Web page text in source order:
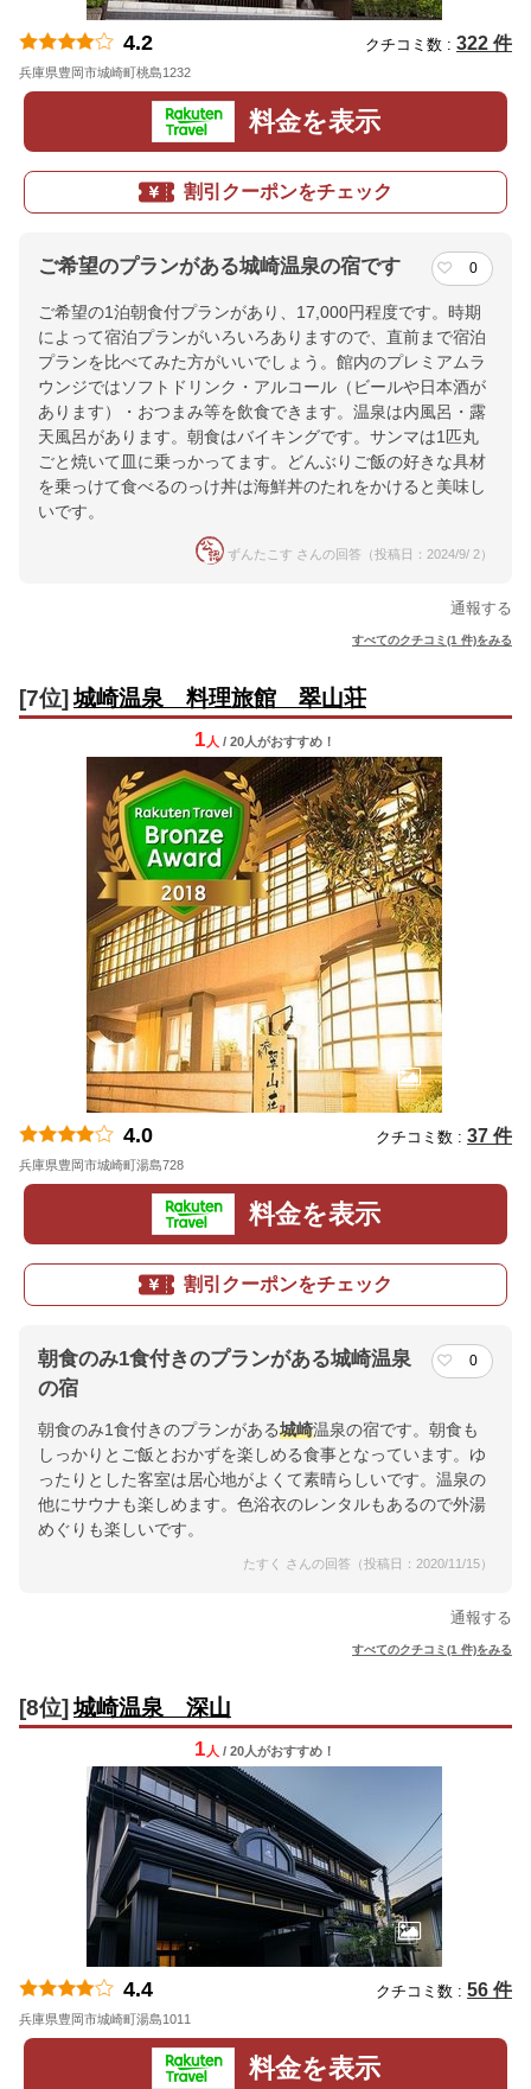
4.2 クチコミ数 : 322 件
兵庫県豊岡市城崎町桃島1232
料金を表示
割引クーポンをチェック
ご希望のプランがある城崎温泉の宿です 0
ご希望の1泊朝食付プランがあり、17,000円程度です。時期
によって宿泊プランがいろいろありますので、直前まで宿泊
プランを比べてみた方がいいでしょう。館内のプレミアムラ
ウンジではソフトドリンク・アルコール（ビールや日本酒が
あります）・おつまみ等を飲食できます。温泉は内風呂・露
天風呂があります。朝食はバイキングです。サンマは1匹丸
ごと焼いて皿に乗っかってます。どんぶりご飯の好きな具材
を乗っけて食べるのっけ丼は海鮮丼のたれをかけると美味し
いです。
ずんたこす さんの回答（投稿日：2024/9/ 2）
通報する
すべてのクチコミ(1 件)をみる
[7位] 城崎温泉 料理旅館 翠山荘
1 人 / 20人がおすすめ！
4.0 クチコミ数 : 37 件
兵庫県豊岡市城崎町湯島728
料金を表示
割引クーポンをチェック
朝食のみ1食付きのプランがある城崎温泉
の宿
0
朝食のみ1食付きのプランがある城崎温泉の宿です。朝食も
しっかりとご飯とおかずを楽しめる食事となっています。ゆ
ったりとした客室は居心地がよくて素晴らしいです。温泉の
他にサウナも楽しめます。色浴衣のレンタルもあるので外湯
めぐりも楽しいです。
たすく さんの回答（投稿日：2020/11/15）
通報する
すべてのクチコミ(1 件)をみる
[8位] 城崎温泉 深山
1 人 / 20人がおすすめ！
4.4 クチコミ数 : 56 件
兵庫県豊岡市城崎町湯島1011
料金を表示